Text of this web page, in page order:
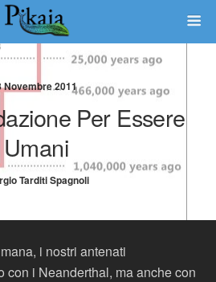
Novembre 2011
Per Essere
Umani
Tarditi Spagnoli
i nostri antenati
con i Neanderthal, ma anche con